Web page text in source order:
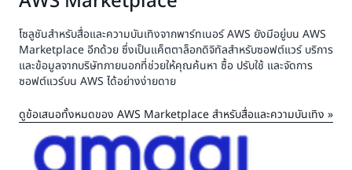
โซลูชันสำหรับสื่อและความบันเทิงจากพาร์ทเนอร์ AWS ยังมีอยู่บน AWS
Marketplace อีกด้วย ซึ่งเป็นแค็ตตาล็อกดิจิทัลสำหรับซอฟต์แวร์ บริการ
และข้อมูลจากบริษัทภายนอกที่ช่วยให้คุณค้นหา ซื้อ ปรับใช้ และจัดการ
ซอฟต์แวร์บน AWS ได้อย่างง่ายดาย
ดูข้อเสนอทั้งหมดของ AWS Marketplace สำหรับสื่อและความบันเทิง »